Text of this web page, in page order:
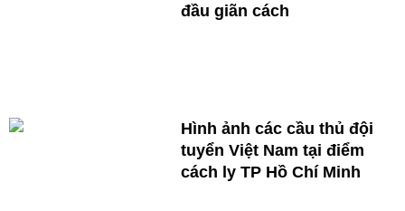
đầu giãn cách
Hình ảnh các cầu thủ đội
tuyển Việt Nam tại điểm
cách ly TP Hồ Chí Minh